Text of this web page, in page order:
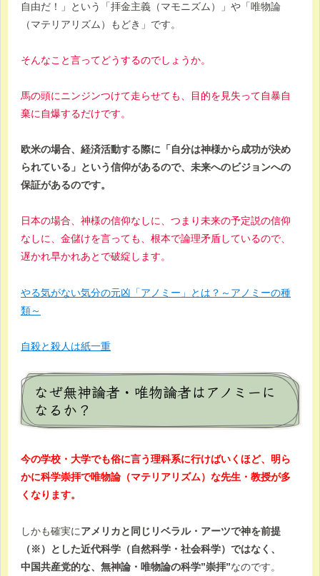
自由だ！」という「拝金主義（マモニズム）」や「唯物論
（マテリアリズム）もどき」です。
そんなこと言ってどうするのでしょうか。
馬の頭にニンジンつけて走らせても、目的を見失って自暴自
棄に自爆するだけです。
欧米の場合、経済活動する際に「自分は神様から成功が決め
られている」という信仰があるので、未来へのビジョンへの
保証があるのです。
日本の場合、神様の信仰なしに、つまり未来の予定説の信仰
なしに、金儲けを言っても、根本で論理矛盾しているので、
遅かれ早かれあとで破綻します。
やる気がない気分の元凶「アノミー」とは？～アノミーの種
類～
自殺と殺人は紙一重
なぜ無神論者・唯物論者はアノミーに
なるか？
今の学校・大学でも俗に言う理科系に行けばいくほど、明ら
かに科学崇拝で唯物論（マテリアリズム）な先生・教授が多
くなります。
しかも確実にアメリカと同じリベラル・アーツで神を前提
（※）とした近代科学（自然科学・社会科学）ではなく、
中国共産党的な、無神論・唯物論の科学”崇拝”なのです。